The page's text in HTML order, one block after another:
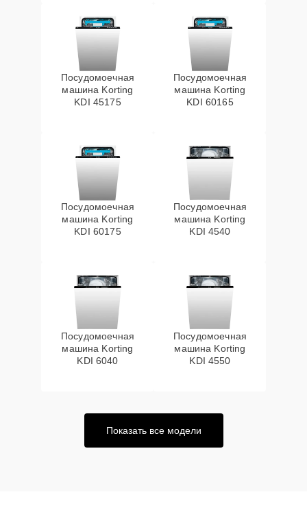
Посудомоечная
машина Korting
KDI 45175
Посудомоечная
машина Korting
KDI 60165
Посудомоечная
машина Korting
KDI 60175
Посудомоечная
машина Korting
KDI 4540
Посудомоечная
машина Korting
KDI 6040
Посудомоечная
машина Korting
KDI 4550
Показать все модели